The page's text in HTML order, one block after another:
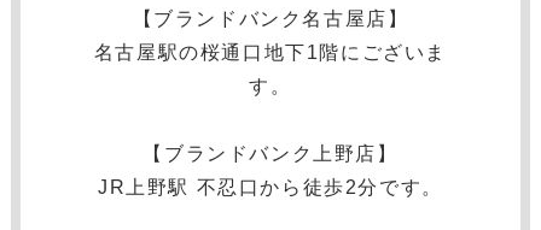
【ブランドバンク名古屋店】
名古屋駅の桜通口地下1階にございま
す。
【ブランドバンク上野店】
JR上野駅 不忍口から徒歩2分です。